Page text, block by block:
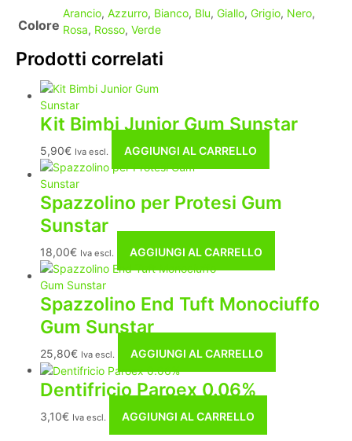
Colore
Arancio, Azzurro, Bianco, Blu, Giallo, Grigio, Nero,
Rosa, Rosso, Verde
Prodotti correlati
Kit Bimbi Junior Gum Sunstar
5,90€ Iva escl. AGGIUNGI AL CARRELLO
Spazzolino per Protesi Gum
Sunstar
18,00€ Iva escl. AGGIUNGI AL CARRELLO
Spazzolino End Tuft Monociuffo
Gum Sunstar
25,80€ Iva escl. AGGIUNGI AL CARRELLO
Dentifricio Paroex 0.06%
3,10€ Iva escl. AGGIUNGI AL CARRELLO